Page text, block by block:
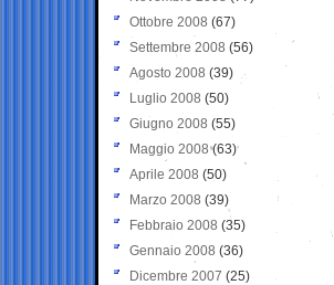
Ottobre 2008 (67)
Settembre 2008 (56)
Agosto 2008 (39)
Luglio 2008 (50)
Giugno 2008 (55)
Maggio 2008(63)
Aprile 2008 (50)
Marzo 2008 (39)
Febbraio 2008 (35)
Gennaio 2008 (36)
Dicembre 2007 (25)